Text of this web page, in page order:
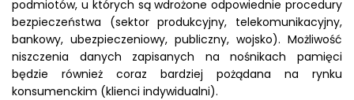
podmiotów, u których są wdrożone odpowiednie procedury
bezpieczeństwa (sektor produkcyjny, telekomunikacyjny,
bankowy, ubezpieczeniowy, publiczny, wojsko). Możliwość
niszczenia danych zapisanych na nośnikach pamięci
będzie również coraz bardziej pożądana na rynku
konsumenckim (klienci indywidualni).